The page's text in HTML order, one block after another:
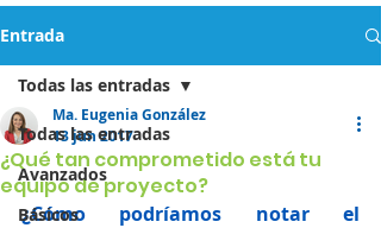
Entrada
Todas las entradas
Avanzados
Básicos
Todas las entradas
¿Qué tan comprometido está tu
equipo de proyecto?
Ma. Eugenia González
13 jun 2017
¿Cómo podríamos notar el